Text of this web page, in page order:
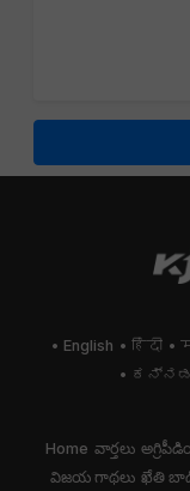
English हिंदी
ಕನ್ನಡ
Home వార్తలు
విజయ గాథలు ఖేతి